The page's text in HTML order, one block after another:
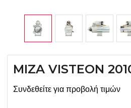
MIZA VISTEON
Συνδεθείτε για προβολή τιμών